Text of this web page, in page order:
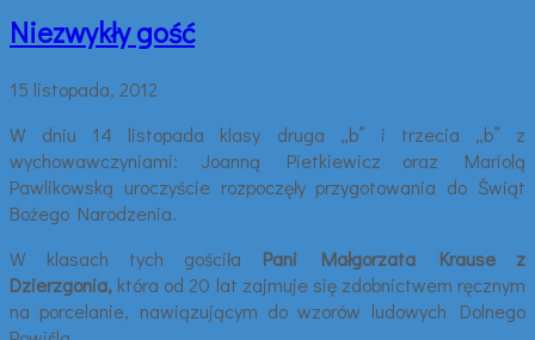
Niezwykły gość
15 listopada, 2012
W dniu 14 listopada klasy druga „b” i trzecia „b” z
wychowawczyniami: Joanną Pietkiewicz oraz Mariolą
Pawlikowską uroczyście rozpoczęły przygotowania do Świąt
Bożego Narodzenia.
W klasach tych gościła Pani Małgorzata Krause z
Dzierzgonia, która od 20 lat zajmuje się zdobnictwem ręcznym
na porcelanie, nawiązującym do wzorów ludowych Dolnego